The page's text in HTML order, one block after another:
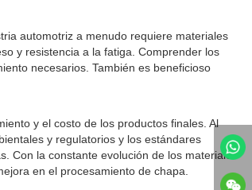
automotriz a menudo requiere materiales
y resistencia a la fatiga. Comprender los
necesarios. También es beneficioso
y el costo de los productos finales. Al
y regulatorios y los estándares
Con la constante evolución de los materiales
en el procesamiento de chapa.